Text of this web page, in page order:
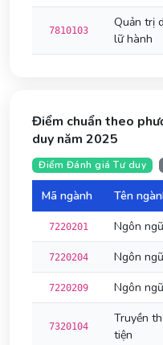
7810103
Quản trị
lữ hành
Điểm chuẩn theo
duy năm 2025
Điểm Đánh giá Tư duy
Mã ngành Tên
7220201 Ngôn
7220204 Ngôn
7220209 Ngôn
7320104
Truyền
tiện